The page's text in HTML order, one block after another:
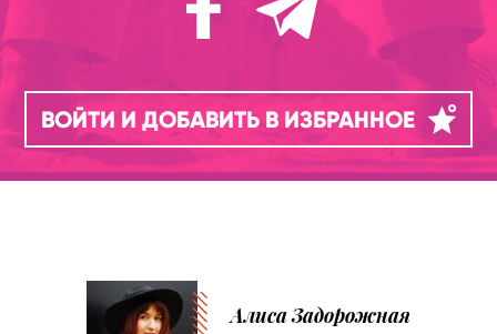
ВОЙТИ И ДОБАВИТЬ В ИЗБРАННОЕ
Алиса Задорожная